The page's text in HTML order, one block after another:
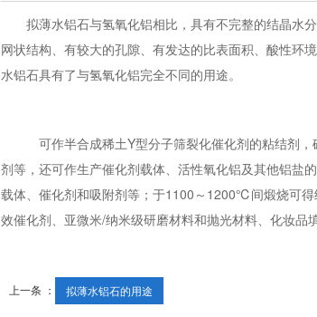
拟薄水铝石与氢氧化铝相比，具有不完整的结晶水
网状结构、有较大的孔隙、有发达的比表面积、酸性环
水铝石具有了与氢氧化铝完全不同的用途。
可作半合成稀土Y型分子筛裂化催化剂的粘结剂
剂等，还可作生产催化剂载体、活性氧化铝及其他铝
载体、催化剂和吸附剂等；于1100～1200℃间煅烧可
效催化剂、亚微米/纳米级研磨材料和抛光材料、化妆品
上一条 ： 拟薄水铝石的用途